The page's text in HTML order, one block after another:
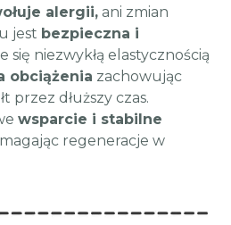
alergii, ani zmian
jest bezpieczna i
się niezwykłą elastycznością
obciążenia zachowując
przez dłuższy czas.
wsparcie i stabilne
regeneracje w